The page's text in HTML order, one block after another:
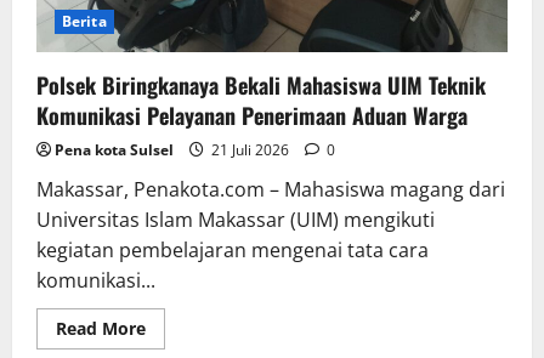
Berita
Polsek Biringkanaya Bekali Mahasiswa UIM Teknik
Komunikasi Pelayanan Penerimaan Aduan Warga
Pena kota Sulsel 21 Juli 2026 0
Makassar, Penakota.com – Mahasiswa magang dari
Universitas Islam Makassar (UIM) mengikuti
kegiatan pembelajaran mengenai tata cara
komunikasi...
Read MoreRead
more